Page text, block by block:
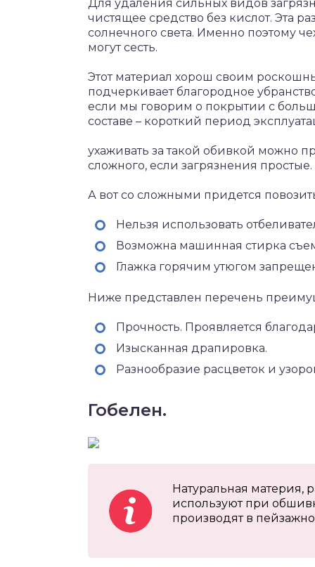
Для удаления сильных видов
чистящее средство без кислот. Эта
солнечного света. Именно поэтому
могут сесть.
Этот материал хорош своим
подчеркивает благородное
если мы говорим о покрытии с
составе – короткий период
ухаживать за такой обивкой можно
сложного, если загрязнения простые.
А вот со сложными придется
Нельзя использовать
Возможна машинная стирка
Глажка горячим утюгом
Ниже представлен перечень
Прочность. Проявляется
Изысканная драпировка.
Разнообразие расцветок и
Гобелен.
Натуральная материя,
используют при
производят в